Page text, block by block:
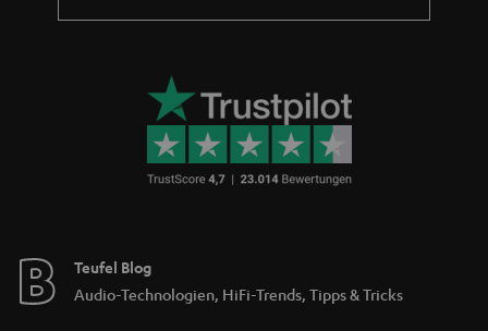
Teufel Blog
Audio-Technologien, HiFi-Trends, Tipps & Tricks